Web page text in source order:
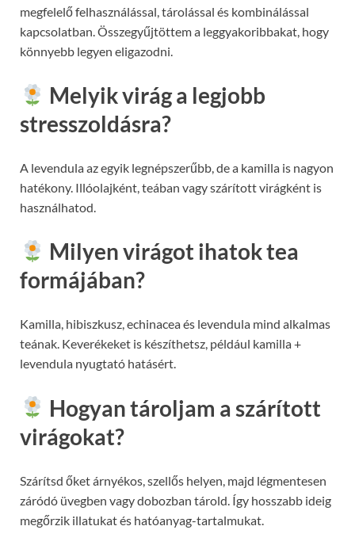
megfelelő felhasználással, tárolással és kombinálással
kapcsolatban. Összegyűjtöttem a leggyakoribbakat, hogy
könnyebb legyen eligazodni.
Melyik virág a legjobb
stresszoldásra?
A levendula az egyik legnépszerűbb, de a kamilla is nagyon
hatékony. Illóolajként, teában vagy szárított virágként is
használhatod.
Milyen virágot ihatok tea
formájában?
Kamilla, hibiszkusz, echinacea és levendula mind alkalmas
teának. Keverékeket is készíthetsz, például kamilla +
levendula nyugtató hatásért.
Hogyan tároljam a szárított
virágokat?
Szárítsd őket árnyékos, szellős helyen, majd légmentesen
záródó üvegben vagy dobozban tárold. Így hosszabb ideig
megőrzik illatukat és hatóanyag-tartalmukat.